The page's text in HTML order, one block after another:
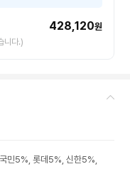
428,120원
니다.)
민5%, 롯데5%, 신한5%,